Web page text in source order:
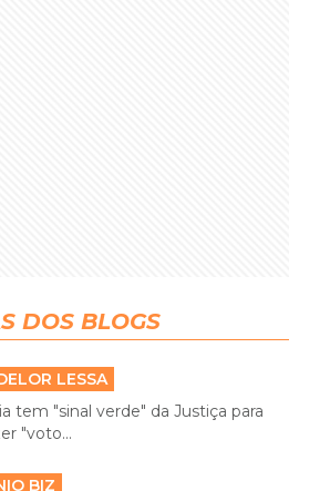
DOS BLOGS
LESSA
tem "sinal verde" da Justiça para
"voto...
BIZ